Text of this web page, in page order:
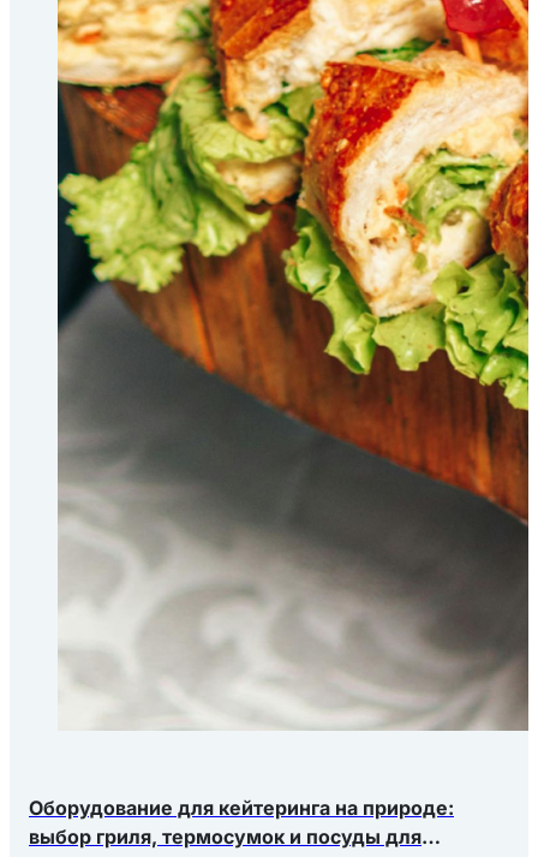
Оборудование для кейтеринга на природе:
выбор гриля, термосумок и посуды для